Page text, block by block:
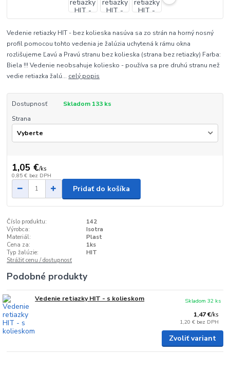
Vedenie retiazky HIT - bez kolieska nasúva sa zo strán na horný nosný
profil pomocou tohto vedenia je žalúzia uchytená k rámu okna
rozlišujeme Ľavú a Pravú stranu bez kolieska (strana bez retiazky) Farba:
Biela !!! Vedenie neobsahuje koliesko - používa sa pre druhú stranu než
vedie retiazka žalú... celý popis
Dostupnosť
Skladom 133 ks
Strana
1,05 €/ks
0,85 € bez DPH
Pridať do košíka
Číslo produktu:
142
Výrobca:
Isotra
Materiál:
Plast
Cena za:
1ks
Typ žalúzie:
HIT
Strážiť cenu / dostupnosť
Podobné produkty
Vedenie retiazky HIT - s kolieskom
1,47 €/ks
1,20 € bez DPH
Skladom 32 ks
Zvoliť variant